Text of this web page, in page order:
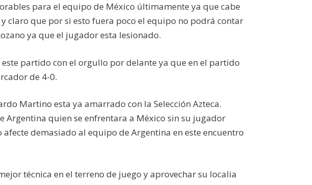
para el equipo de México últimamente ya que cabe
claro que por si esto fuera poco el equipo no podrá contar
ya que el jugador esta lesionado.
partido con el orgullo por delante ya que en el partido
de 4-0.
Martino esta ya amarrado con la Selección Azteca.
quien se enfrentara a México sin su jugador
demasiado al equipo de Argentina en este encuentro
técnica en el terreno de juego y aprovechar su localia